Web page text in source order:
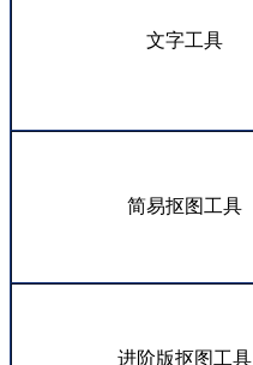
文字工具
简易抠图工具
进阶版抠图工具